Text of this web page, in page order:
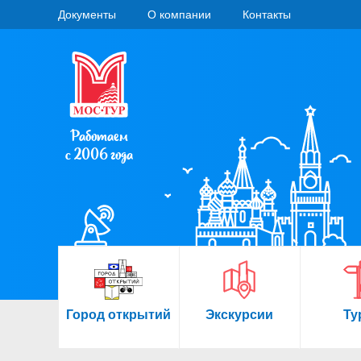
Документы О компании Контакты
Работаем
с 2006 года
Город открытий Экскурсии